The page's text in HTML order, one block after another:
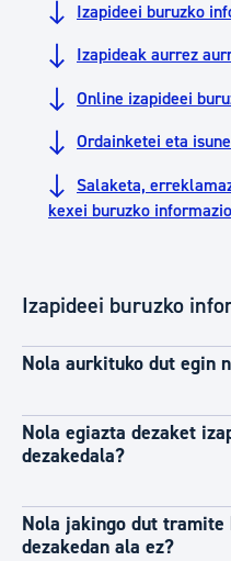
Izapideei buruzko
Izapideak aurrez
Online izapideei
Ordainketei eta
Salaketa,
kexei buruzko
Izapideei buruzko
Nola aurkituko dut egin
Nola egiazta dezaket
dezakedala?
Nola jakingo dut
dezakedan ala ez?